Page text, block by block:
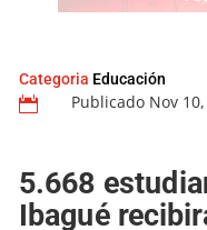
 Publicado Nov 10,
5.668
Ibagué